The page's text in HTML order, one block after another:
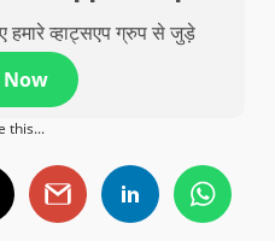
हमारे व्हाट्सएप ग्रुप से जुड़े
Now
this...